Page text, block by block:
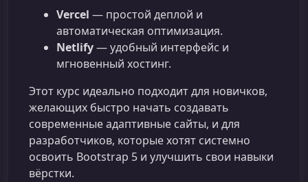
Vercel — простой деплой и
автоматическая оптимизация.
Netlify— удобный интерфейс и
мгновенный хостинг.
Этот курс идеально подходит для новичков,
желающих быстро начать создавать
современные адаптивные сайты, и для
разработчиков, которые хотят системно
освоить Bootstrap 5 и улучшить свои навыки
вёрстки.